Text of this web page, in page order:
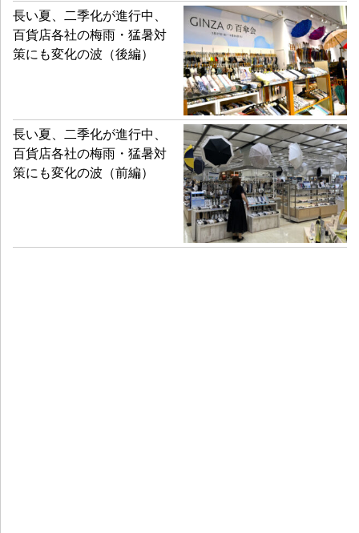
長い夏、二季化が進行中、
百貨店各社の梅雨・猛暑対
策にも変化の波（後編）
長い夏、二季化が進行中、
百貨店各社の梅雨・猛暑対
策にも変化の波（前編）